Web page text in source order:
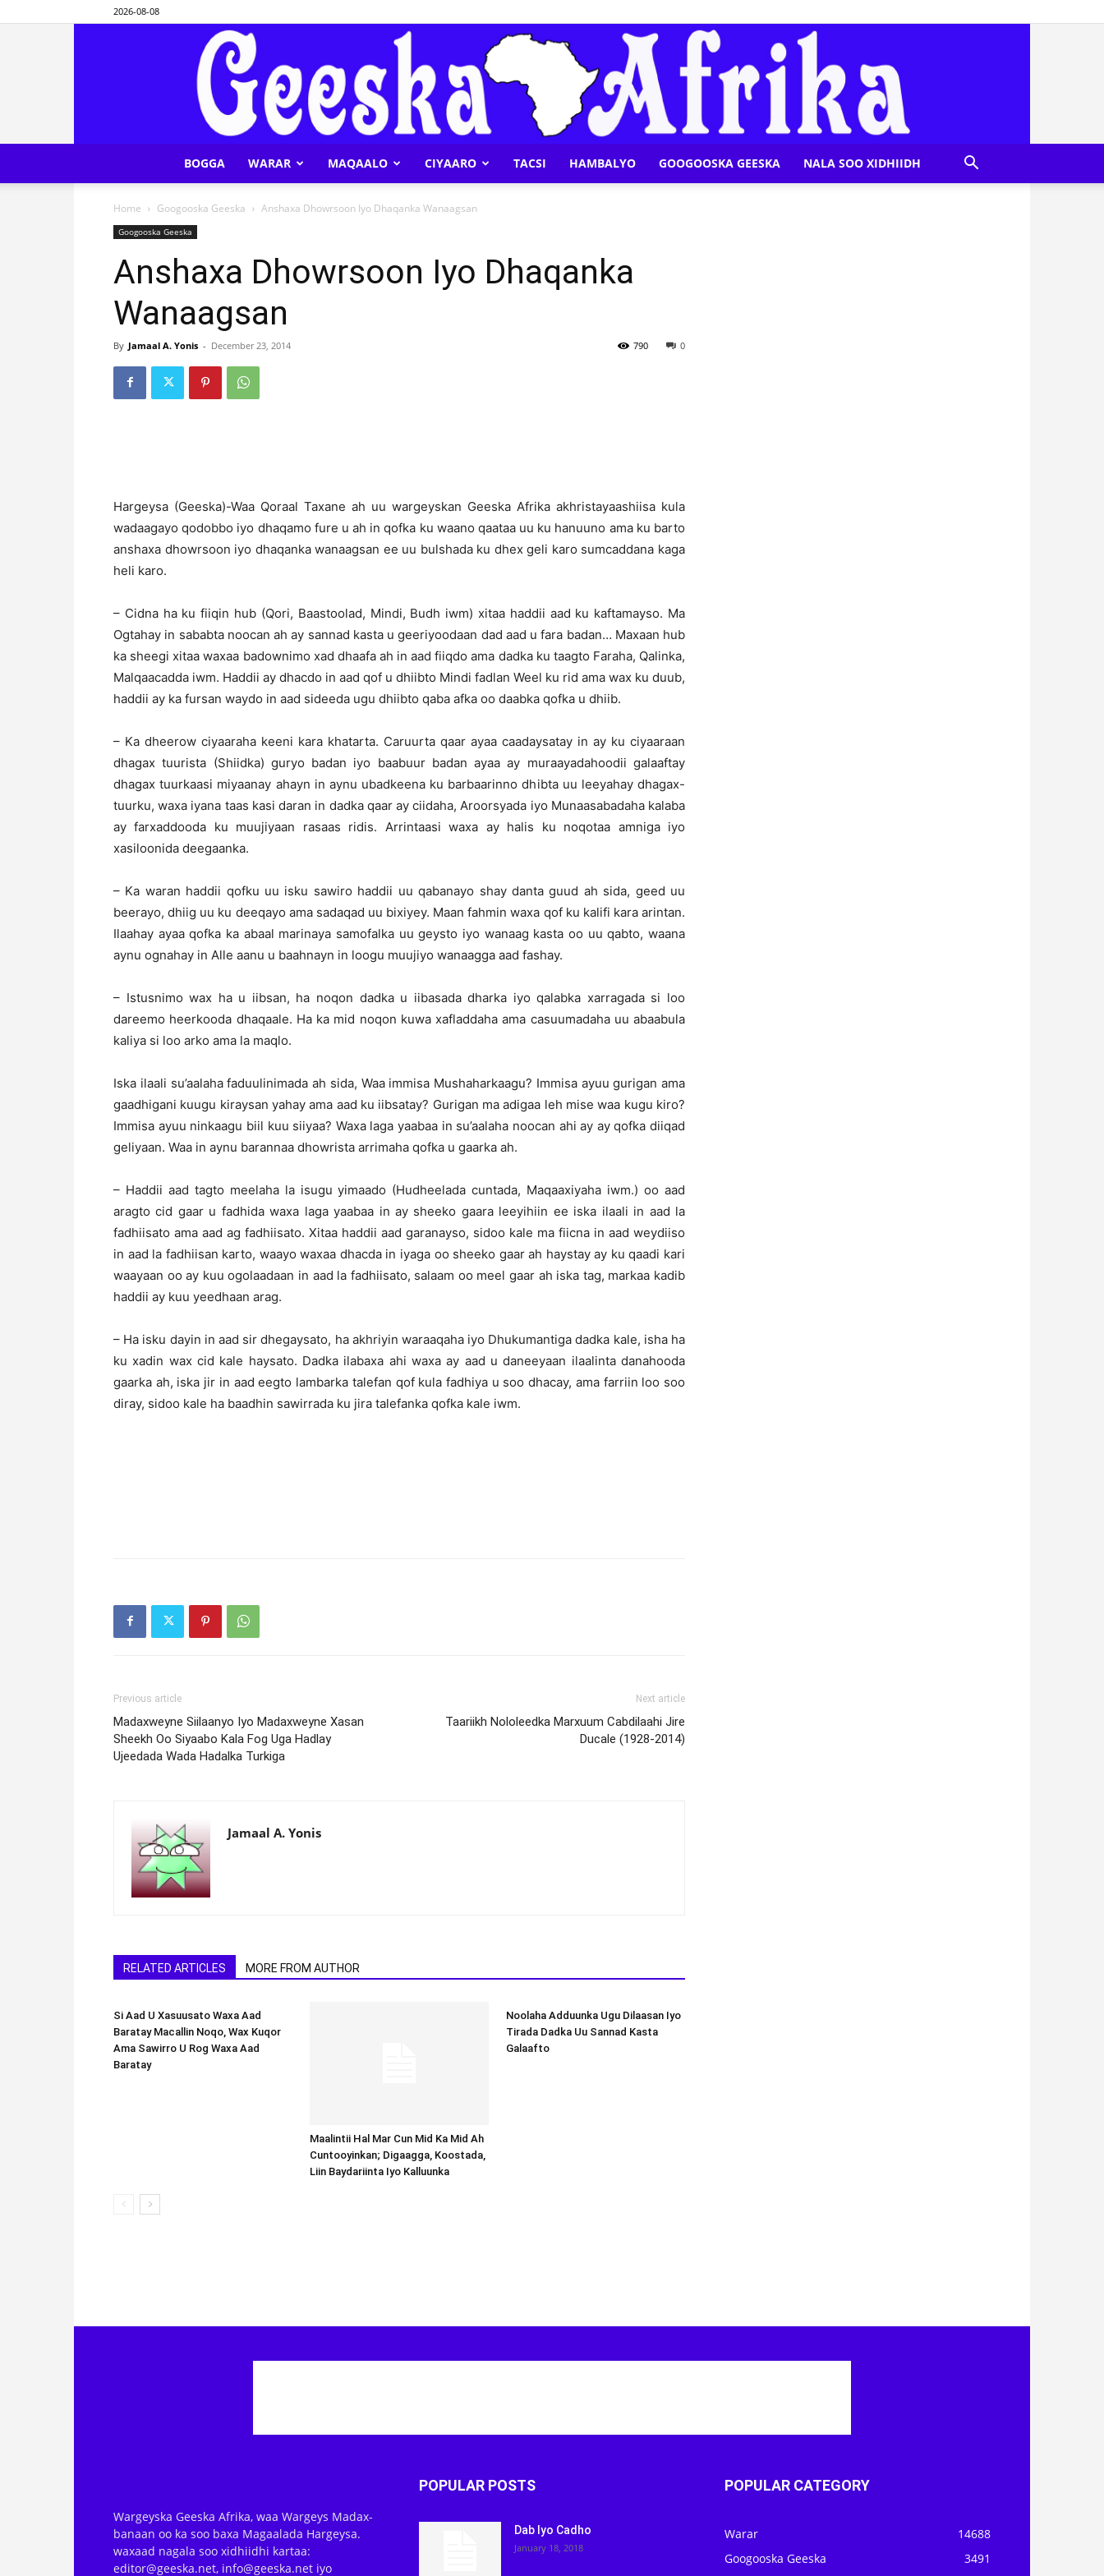
2026-08-08
BOGGA WARAR MAQAALO CIYAARO TACSI HAMBALYO GOOGOOSKA GEESKA NALA SOO XIDHIIDH
Home Googooska Geeska Anshaxa Dhowrsoon Iyo Dhaqanka Wanaagsan
Googooska Geeska
Anshaxa Dhowrsoon Iyo Dhaqanka
Wanaagsan
By Jamaal A. Yonis - December 23, 2014 0
790
Hargeysa (Geeska)-Waa Qoraal Taxane ah uu wargeyskan Geeska Afrika akhristayaashiisa kula
wadaagayo qodobbo iyo dhaqamo fure u ah in qofka ku waano qaataa uu ku hanuuno ama ku barto
anshaxa dhowrsoon iyo dhaqanka wanaagsan ee uu bulshada ku dhex geli karo sumcaddana kaga
heli karo.
– Cidna ha ku fiiqin hub (Qori, Baastoolad, Mindi, Budh iwm) xitaa haddii aad ku kaftamayso. Ma
Ogtahay in sababta noocan ah ay sannad kasta u geeriyoodaan dad aad u fara badan… Maxaan hub
ka sheegi xitaa waxaa badownimo xad dhaafa ah in aad fiiqdo ama dadka ku taagto Faraha, Qalinka,
Malqaacadda iwm. Haddii ay dhacdo in aad qof u dhiibto Mindi fadlan Weel ku rid ama wax ku duub,
haddii ay ka fursan waydo in aad sideeda ugu dhiibto qaba afka oo daabka qofka u dhiib.
– Ka dheerow ciyaaraha keeni kara khatarta. Caruurta qaar ayaa caadaysatay in ay ku ciyaaraan
dhagax tuurista (Shiidka) guryo badan iyo baabuur badan ayaa ay muraayadahoodii galaaftay
dhagax tuurkaasi miyaanay ahayn in aynu ubadkeena ku barbaarinno dhibta uu leeyahay dhagax-
tuurku, waxa iyana taas kasi daran in dadka qaar ay ciidaha, Aroorsyada iyo Munaasabadaha kalaba
ay farxaddooda ku muujiyaan rasaas ridis. Arrintaasi waxa ay halis ku noqotaa amniga iyo
xasiloonida deegaanka.
– Ka waran haddii qofku uu isku sawiro haddii uu qabanayo shay danta guud ah sida, geed uu
beerayo, dhiig uu ku deeqayo ama sadaqad uu bixiyey. Maan fahmin waxa qof ku kalifi kara arintan.
Ilaahay ayaa qofka ka abaal marinaya samofalka uu geysto iyo wanaag kasta oo uu qabto, waana
aynu ognahay in Alle aanu u baahnayn in loogu muujiyo wanaagga aad fashay.
– Istusnimo wax ha u iibsan, ha noqon dadka u iibasada dharka iyo qalabka xarragada si loo
dareemo heerkooda dhaqaale. Ha ka mid noqon kuwa xafladdaha ama casuumadaha uu abaabula
kaliya si loo arko ama la maqlo.
Iska ilaali su’aalaha faduulinimada ah sida, Waa immisa Mushaharkaagu? Immisa ayuu gurigan ama
gaadhigani kuugu kiraysan yahay ama aad ku iibsatay? Gurigan ma adigaa leh mise waa kugu kiro?
Immisa ayuu ninkaagu biil kuu siiyaa? Waxa laga yaabaa in su’aalaha noocan ahi ay ay qofka diiqad
geliyaan. Waa in aynu barannaa dhowrista arrimaha qofka u gaarka ah.
– Haddii aad tagto meelaha la isugu yimaado (Hudheelada cuntada, Maqaaxiyaha iwm.) oo aad
aragto cid gaar u fadhida waxa laga yaabaa in ay sheeko gaara leeyihiin ee iska ilaali in aad la
fadhiisato ama aad ag fadhiisato. Xitaa haddii aad garanayso, sidoo kale ma fiicna in aad weydiiso
in aad la fadhiisan karto, waayo waxaa dhacda in iyaga oo sheeko gaar ah haystay ay ku qaadi kari
waayaan oo ay kuu ogolaadaan in aad la fadhiisato, salaam oo meel gaar ah iska tag, markaa kadib
haddii ay kuu yeedhaan arag.
– Ha isku dayin in aad sir dhegaysato, ha akhriyin waraaqaha iyo Dhukumantiga dadka kale, isha ha
ku xadin wax cid kale haysato. Dadka ilabaxa ahi waxa ay aad u daneeyaan ilaalinta danahooda
gaarka ah, iska jir in aad eegto lambarka talefan qof kula fadhiya u soo dhacay, ama farriin loo soo
diray, sidoo kale ha baadhin sawirrada ku jira talefanka qofka kale iwm.
Previous article
Madaxweyne Siilaanyo Iyo Madaxweyne Xasan
Sheekh Oo Siyaabo Kala Fog Uga Hadlay
Ujeedada Wada Hadalka Turkiga
Next article
Taariikh Nololeedka Marxuum Cabdilaahi Jire
Ducale (1928-2014)
Jamaal A. Yonis
RELATED ARTICLES MORE FROM AUTHOR
Si Aad U Xasuusato Waxa Aad
Baratay Macallin Noqo, Wax Kuqor
Ama Sawirro U Rog Waxa Aad
Baratay
Maalintii Hal Mar Cun Mid Ka Mid Ah
Cuntooyinkan; Digaagga, Koostada,
Liin Baydariinta Iyo Kalluunka
Noolaha Adduunka Ugu Dilaasan Iyo
Tirada Dadka Uu Sannad Kasta
Galaafto
Wargeyska Geeska Afrika, waa Wargeys Madax-
banaan oo ka soo baxa Magaalada Hargeysa.
waxaad nagala soo xidhiidhi kartaa:
editor@geeska.net, info@geeska.net iyo
POPULAR POSTS
Dab Iyo Cadho
January 18, 2018
POPULAR CATEGORY
Warar
14688
Googooska Geeska
3491